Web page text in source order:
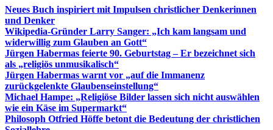
Neues Buch inspiriert mit Impulsen christlicher Denkerinnen
und Denker
Wikipedia-Gründer Larry Sanger: „Ich kam langsam und
widerwillig zum Glauben an Gott“
Jürgen Habermas feierte 90. Geburtstag – Er bezeichnet sich
als „religiös unmusikalisch“
Jürgen Habermas warnt vor „auf die Immanenz
zurückgelenkte Glaubenseinstellung“
Michael Hampe: „Religiöse Bilder lassen sich nicht auswählen
wie ein Käse im Supermarkt“
Philosoph Otfried Höffe betont die Bedeutung der christlichen